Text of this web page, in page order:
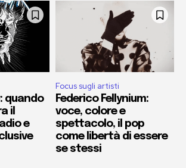
quando
il
e
Focus sugli artisti
Federico Fellynium:
voce, colore e
spettacolo, il pop
come libertà di essere
se stessi